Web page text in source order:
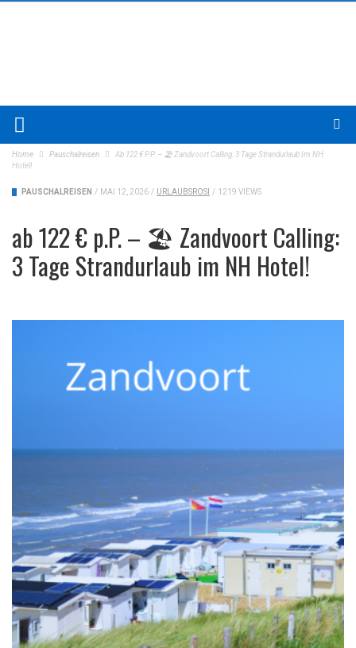
Home Pauschalreisen
Ab 122 € P.P. – 🏖️ Zandvoort Calling: 3 Tage Strandurlaub Im NH
Hotel!
PAUSCHALREISEN / MAI 12, 2026 / URLAUBSROSI / 1219 VIEWS
ab 122 € p.P. – 🏖️ Zandvoort Calling:
3 Tage Strandurlaub im NH Hotel!